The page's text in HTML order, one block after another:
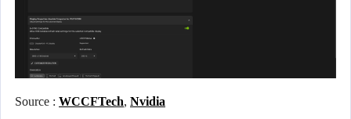
Source : WCCFTech, Nvidia